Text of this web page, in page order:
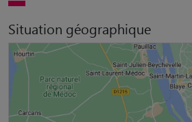
Situation géographique